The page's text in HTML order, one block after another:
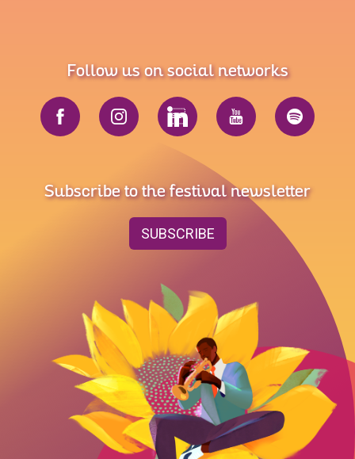
Follow us on social networks
Subscribe to the festival newsletter
SUBSCRIBE